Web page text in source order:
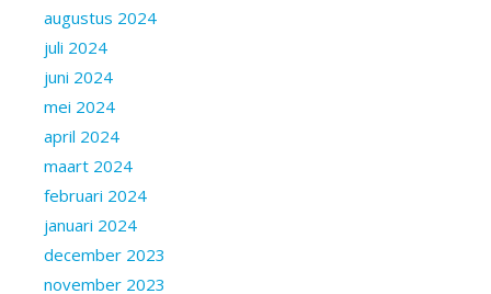
augustus 2024
juli 2024
juni 2024
mei 2024
april 2024
maart 2024
februari 2024
januari 2024
december 2023
november 2023